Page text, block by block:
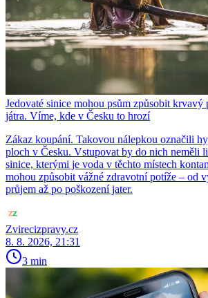
Jedovaté sinice mohou psům způsobit
játra. Víme, kde v Česku to hrozí
Zákaz koupání. Takovou nálepkou označili
ploch v Česku. Vstupovat by do nich neměli
sinice, kterými je voda v těchto místech
mohou způsobit vážné zdravotní potíže – od
průjem až po poškození jater.
Zvirecizpravy.cz
8. 8. 2026, 21:31
3 min